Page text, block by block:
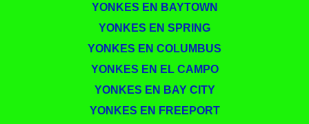
YONKES EN BAYTOWN
YONKES EN SPRING
YONKES EN COLUMBUS
YONKES EN EL CAMPO
YONKES EN BAY CITY
YONKES EN FREEPORT